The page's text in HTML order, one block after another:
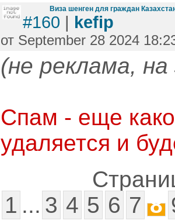
Виза шенген для граждан
#160 | kefip
от September 28 2024
(не реклама,
Спам - еще
удаляется и
1 ... 3 4 5 6 7 8